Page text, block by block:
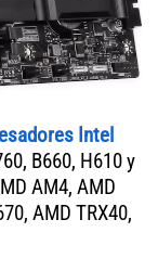
Intel
B660, H610 y
AM4, AMD
AMD TRX40,